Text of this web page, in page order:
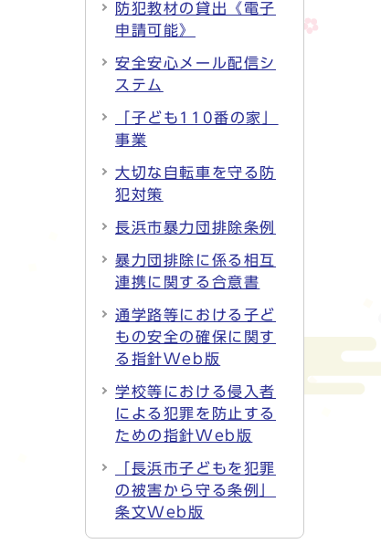
防犯教材の貸出《電子
申請可能》
安全安心メール配信シ
ステム
「子ども110番の家」
事業
大切な自転車を守る防
犯対策
長浜市暴力団排除条例
暴力団排除に係る相互
連携に関する合意書
通学路等における子ど
もの安全の確保に関す
る指針Web版
学校等における侵入者
による犯罪を防止する
ための指針Web版
「長浜市子どもを犯罪
の被害から守る条例」
条文Web版